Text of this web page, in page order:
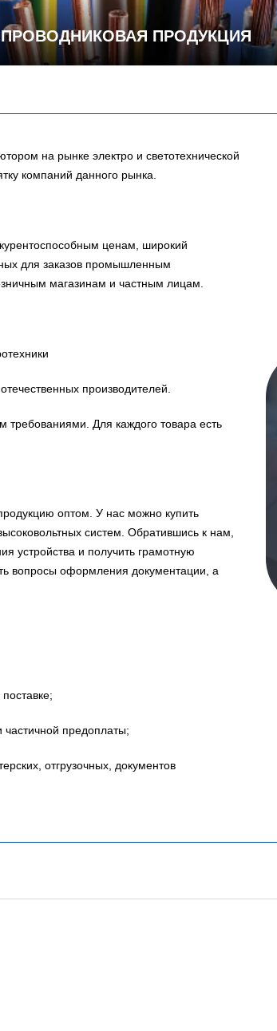
ПРОДУКЦИЯ
на рынке электро и светотехнической
компаний данного рынка.
ценам, широкий
для заказов промышленным
магазинам и частным лицам.
производителей.
требованиями. Для каждого товара есть
оптом. У нас можно купить
систем. Обратившись к нам,
устройства и получить грамотную
вопросы оформления документации, а
частичной предоплаты;
отгрузочных, документов